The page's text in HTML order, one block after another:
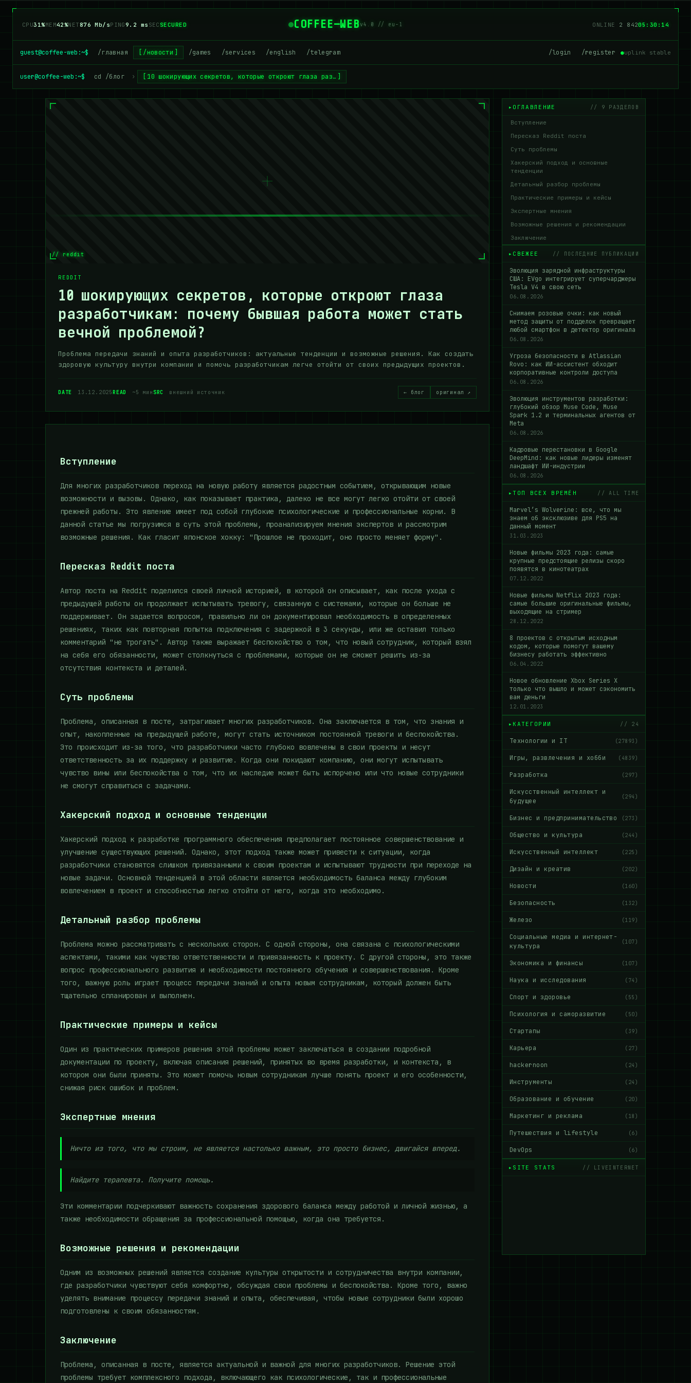
CPU35%MEM42%NET860 Mb/sPING9.2 ms SECSECURED COFFEE—WEBv4.0 // eu-1 ONLINE 2 84005:30:15
guest@coffee-web:~$ /главная /новости /games /services /english /telegram /login /register ●uplink stable
user@coffee-web:~$ cd /блог › 10 шокирующих секретов, которые откроют глаза раз…
// reddit
REDDIT
10 шокирующих секретов, которые откроют глаза
разработчикам: почему бывшая работа может стать
вечной проблемой?
Проблема передачи знаний и опыта разработчиков: актуальные тенденции и возможные решения. Как создать
здоровую культуру внутри компании и помочь разработчикам легче отойти от своих предыдущих проектов.
DATE 13.12.2025READ ~5 минSRC внешний источник ← блог оригинал ↗
Вступление
Для многих разработчиков переход на новую работу является радостным событием, открывающим новые
возможности и вызовы. Однако, как показывает практика, далеко не все могут легко отойти от своей
прежней работы. Это явление имеет под собой глубокие психологические и профессиональные корни. В
данной статье мы погрузимся в суть этой проблемы, проанализируем мнения экспертов и рассмотрим
возможные решения. Как гласит японское хокку: "Прошлое не проходит, оно просто меняет форму".
Пересказ Reddit поста
Автор поста на Reddit поделился своей личной историей, в которой он описывает, как после ухода с
предыдущей работы он продолжает испытывать тревогу, связанную с системами, которые он больше не
поддерживает. Он задается вопросом, правильно ли он документировал необходимость в определенных
решениях, таких как повторная попытка подключения с задержкой в 3 секунды, или же оставил только
комментарий "не трогать". Автор также выражает беспокойство о том, что новый сотрудник, который взял
на себя его обязанности, может столкнуться с проблемами, которые он не сможет решить из-за
отсутствия контекста и деталей.
Суть проблемы
Проблема, описанная в посте, затрагивает многих разработчиков. Она заключается в том, что знания и
опыт, накопленные на предыдущей работе, могут стать источником постоянной тревоги и беспокойства.
Это происходит из-за того, что разработчики часто глубоко вовлечены в свои проекты и несут
ответственность за их поддержку и развитие. Когда они покидают компанию, они могут испытывать
чувство вины или беспокойства о том, что их наследие может быть испорчено или что новые сотрудники
не смогут справиться с задачами.
Хакерский подход и основные тенденции
Хакерский подход к разработке программного обеспечения предполагает постоянное совершенствование и
улучшение существующих решений. Однако, этот подход также может привести к ситуации, когда
разработчики становятся слишком привязанными к своим проектам и испытывают трудности при переходе на
новые задачи. Основной тенденцией в этой области является необходимость баланса между глубоким
вовлечением в проект и способностью легко отойти от него, когда это необходимо.
Детальный разбор проблемы
Проблема можно рассматривать с нескольких сторон. С одной стороны, она связана с психологическими
аспектами, такими как чувство ответственности и привязанность к проекту. С другой стороны, это также
вопрос профессионального развития и необходимости постоянного обучения и совершенствования. Кроме
того, важную роль играет процесс передачи знаний и опыта новым сотрудникам, который должен быть
тщательно спланирован и выполнен.
Практические примеры и кейсы
Один из практических примеров решения этой проблемы может заключаться в создании подробной
документации по проекту, включая описания решений, принятых во время разработки, и контекста, в
котором они были приняты. Это может помочь новым сотрудникам лучше понять проект и его особенности,
снижая риск ошибок и проблем.
Экспертные мнения
Ничто из того, что мы строим, не является настолько важным, это просто бизнес, двигайся вперед.
Найдите терапевта. Получите помощь.
Эти комментарии подчеркивают важность сохранения здорового баланса между работой и личной жизнью, а
также необходимости обращения за профессиональной помощью, когда она требуется.
Возможные решения и рекомендации
Одним из возможных решений является создание культуры открытости и сотрудничества внутри компании,
где разработчики чувствуют себя комфортно, обсуждая свои проблемы и беспокойства. Кроме того, важно
уделять внимание процессу передачи знаний и опыта, обеспечивая, чтобы новые сотрудники были хорошо
подготовлены к своим обязанностям.
Заключение
Проблема, описанная в посте, является актуальной и важной для многих разработчиков. Решение этой
проблемы требует комплексного подхода, включающего как психологические, так и профессиональные
ОГЛАВЛЕНИЕ // 9 РАЗДЕЛОВ
Вступление
Пересказ Reddit поста
Суть проблемы
Хакерский подход и основные
тенденции
Детальный разбор проблемы
Практические примеры и кейсы
Экспертные мнения
Возможные решения и рекомендации
Заключение
СВЕЖЕЕ // ПОСЛЕДНИЕ ПУБЛИКАЦИИ
Эволюция зарядной инфраструктуры
США: EVgo интегрирует суперчарджеры
Tesla V4 в свою сеть
06.08.2026
Снимаем розовые очки: как новый
метод защиты от подделок превращает
любой смартфон в детектор оригинала
06.08.2026
Угроза безопасности в Atlassian
Rovo: как ИИ-ассистент обходит
корпоративные контроли доступа
06.08.2026
Эволюция инструментов разработки:
глубокий обзор Muse Code, Muse
Spark 1.2 и терминальных агентов от
Meta
06.08.2026
Кадровые перестановки в Google
DeepMind: как новые лидеры изменят
ландшафт ИИ-индустрии
06.08.2026
ТОП ВСЕХ ВРЕМЁН // ALL TIME
Marvel’s Wolverine: все, что мы
знаем об эксклюзиве для PS5 на
данный момент
31.03.2023
Новые фильмы 2023 года: самые
крупные предстоящие релизы скоро
появятся в кинотеатрах
07.12.2022
Новые фильмы Netflix 2023 года:
самые большие оригинальные фильмы,
выходящие на стример
28.12.2022
8 проектов с открытым исходным
кодом, которые помогут вашему
бизнесу работать эффективно
06.04.2022
Новое обновление Xbox Series X
только что вышло и может сэкономить
вам деньги
12.01.2023
КАТЕГОРИИ // 24
Технологии и IT (27893)
Игры, развлечения и хобби (4839)
Разработка (297)
Искусственный интеллект и
будущее
(294)
Бизнес и предпринимательство (273)
Общество и культура (244)
Искусственный интеллект (225)
Дизайн и креатив (202)
Новости (160)
Безопасность (132)
Железо (119)
Социальные медиа и интернет-
культура
(107)
Экономика и финансы (107)
Наука и исследования (74)
Спорт и здоровье (55)
Психология и саморазвитие (50)
Стартапы (39)
Карьера (27)
hackernoon (24)
Инструменты (24)
Образование и обучение (20)
Маркетинг и реклама (18)
Путешествия и lifestyle (6)
DevOps (6)
SITE STATS // LIVEINTERNET